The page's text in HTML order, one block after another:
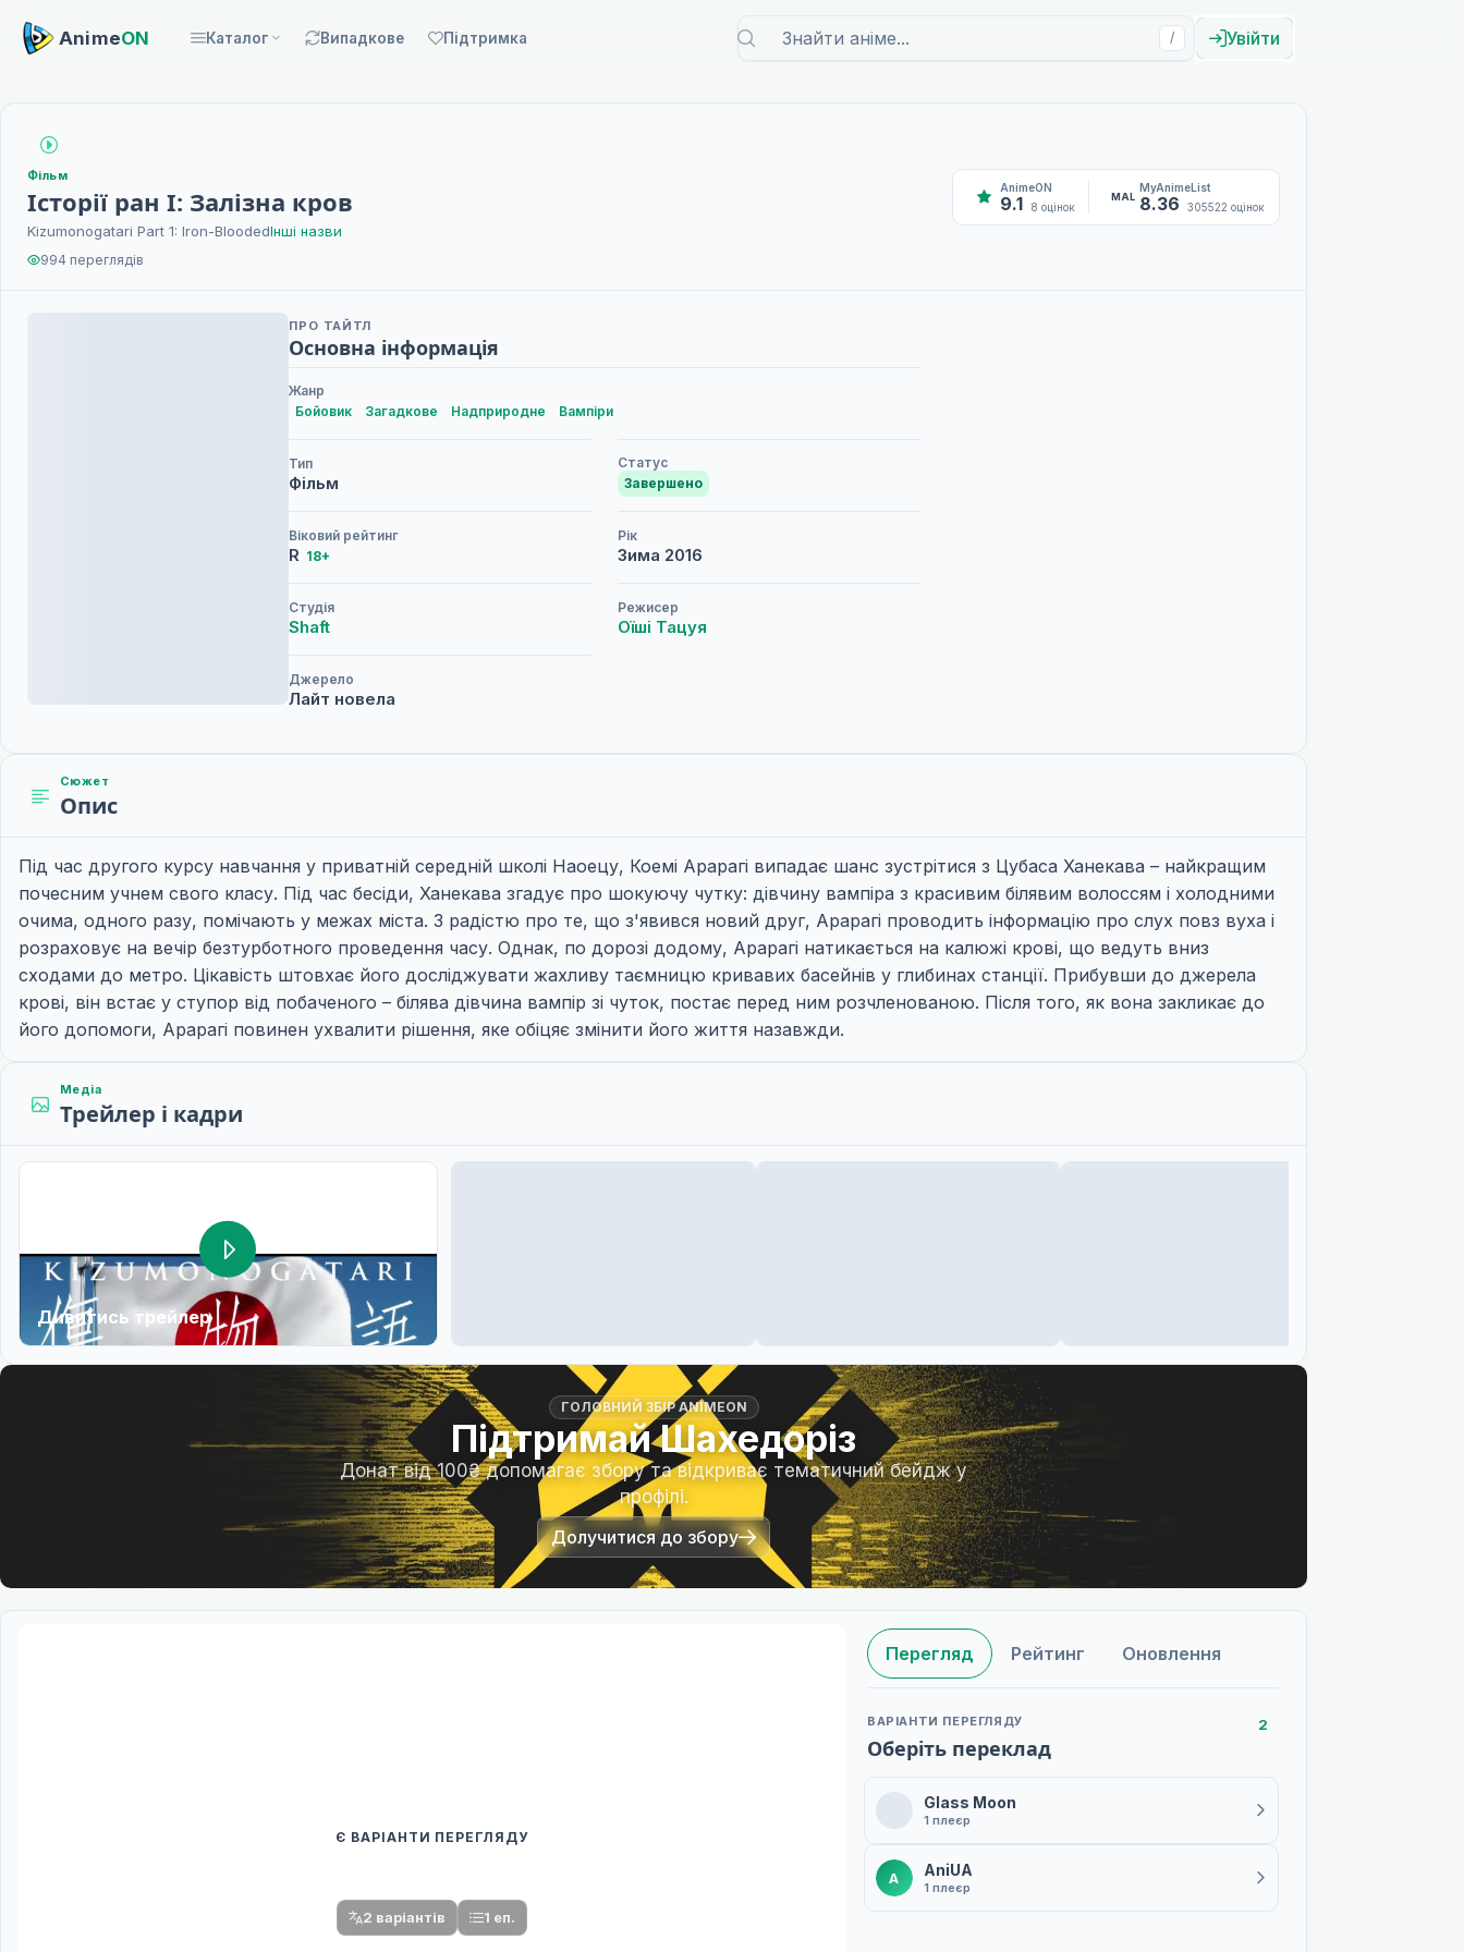
AnimeON Каталог Випадкове Підтримка / Увійти
Фільм
Історії ран I: Залізна кров
Kizumonogatari Part 1: Iron-BloodedІнші назви
994 переглядів
AnimeON
9.1 8 оцінок
MAL
MyAnimeList
8.36 305522 оцінок
ПРО ТАЙТЛ
Основна інформація
Жанр
Бойовик
Загадкове Надприродне Вампіри
Тип
Фільм
Статус
Завершено
Віковий рейтинг
R 18+
Рік
Зима 2016
Студія
Shaft
Режисер
Оїші Тацуя
Джерело
Лайт новела
Сюжет
Опис
Під час другого курсу навчання у приватній середній школі Наоецу, Коемі Арарагі випадає шанс зустрітися з Цубаса Ханекава – найкращим
почесним учнем свого класу. Під час бесіди, Ханекава згадує про шокуючу чутку: дівчину вампіра з красивим білявим волоссям і холодними
очима, одного разу, помічають у межах міста. З радістю про те, що з'явився новий друг, Арарагі проводить інформацію про слух повз вуха і
розраховує на вечір безтурботного проведення часу. Однак, по дорозі додому, Арарагі натикається на калюжі крові, що ведуть вниз
сходами до метро. Цікавість штовхає його досліджувати жахливу таємницю кривавих басейнів у глибинах станції. Прибувши до джерела
крові, він встає у ступор від побаченого – білява дівчина вампір зі чуток, постає перед ним розчленованою. Після того, як вона закликає до
його допомоги, Арарагі повинен ухвалити рішення, яке обіцяє змінити його життя назавжди.
Медіа
Трейлер і кадри
Дивитись трейлер
ГОЛОВНИЙ ЗБІР ANIMEON
Підтримай Шахедоріз
Донат від 100₴ допомагає збору та відкриває тематичний бейдж у
профілі.
Долучитися до збору
Є ВАРІАНТИ ПЕРЕГЛЯДУ
2 варіантів 1 еп.
Перегляд Рейтинг Оновлення
ВАРІАНТИ ПЕРЕГЛЯДУ
Оберіть переклад
2
Glass Moon
1 плеєр
A AniUA
1 плеєр